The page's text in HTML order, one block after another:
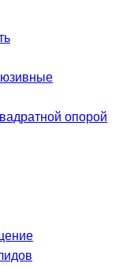
опорой